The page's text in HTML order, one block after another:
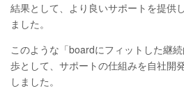
結果として、より良いサポートを提供
ました。
このような「boardにフィットした継
歩として、サポートの仕組みを自社開
しました。